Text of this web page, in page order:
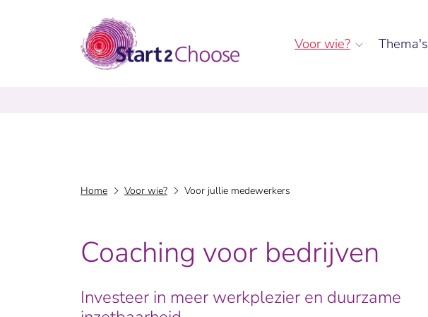
Voor wie? Thema's
Home Voor wie? Voor jullie medewerkers
Coaching voor bedrijven
Investeer in meer werkplezier en duurzame